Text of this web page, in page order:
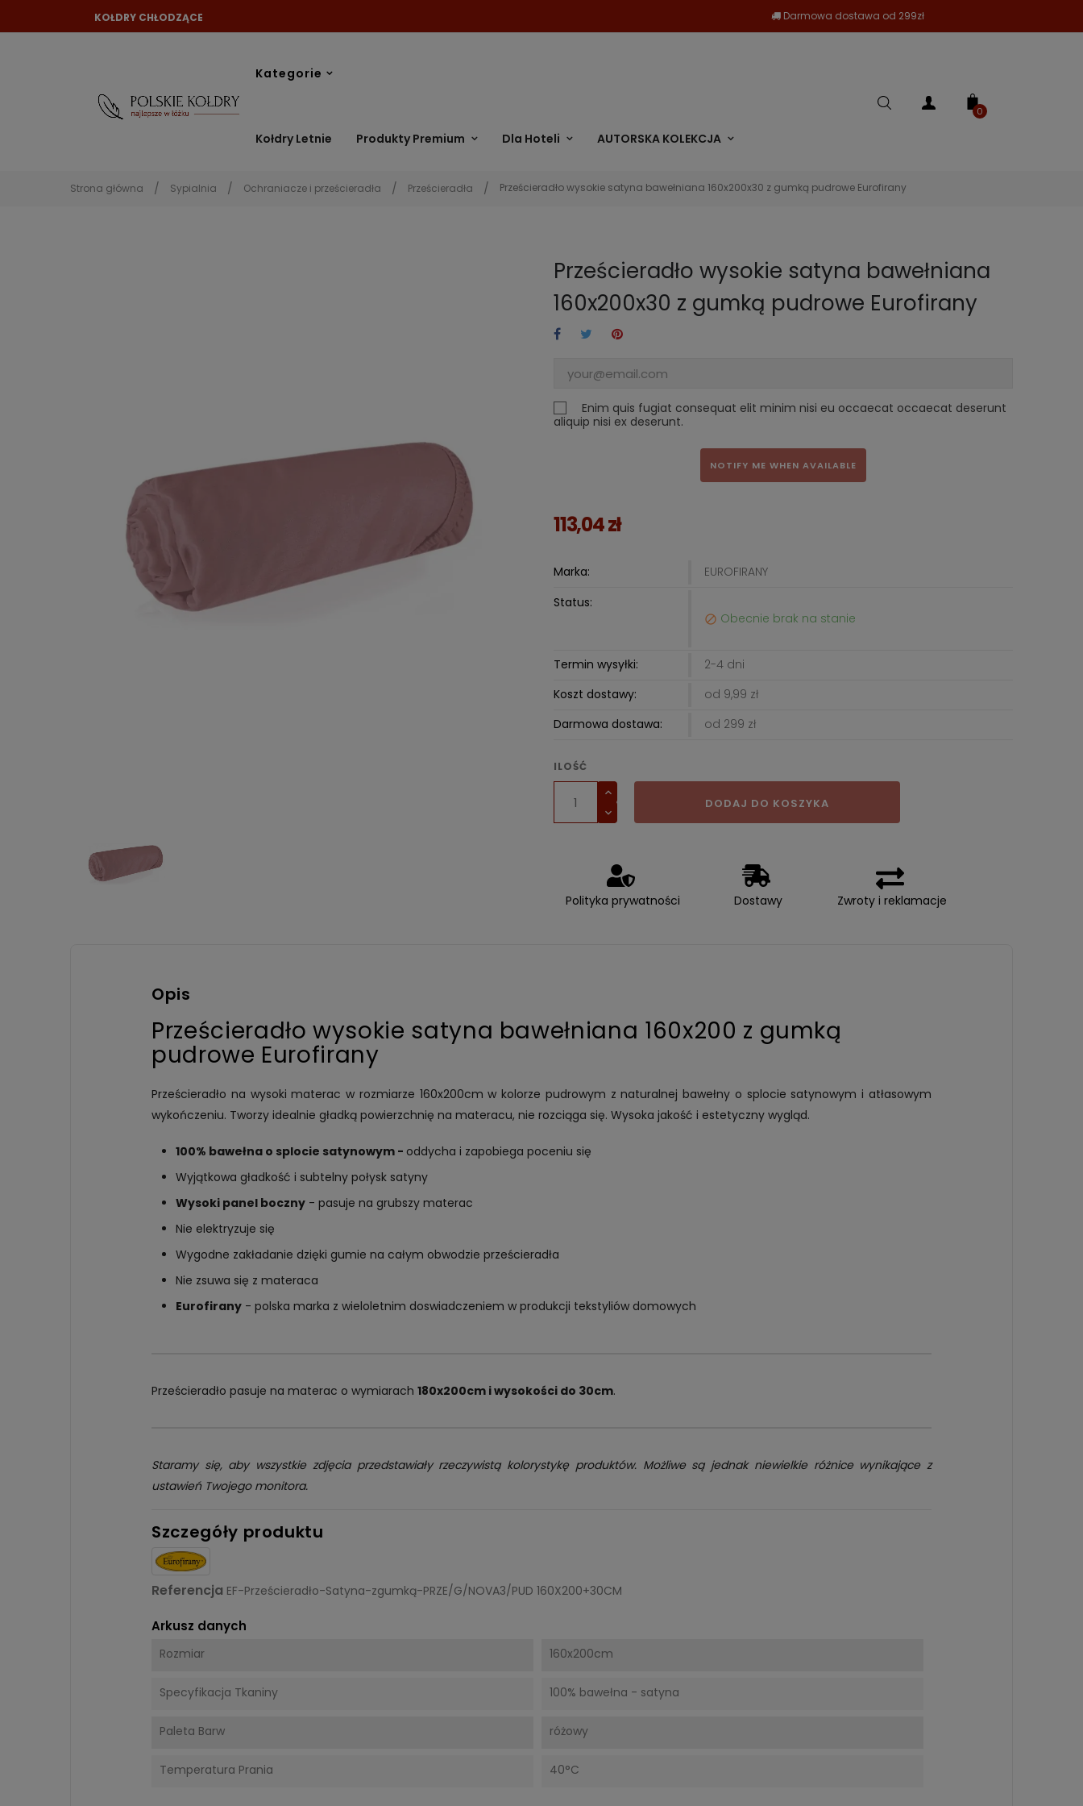
KOŁDRY CHŁODZĄCE Darmowa dostawa od 299zł
Kategorie
Kołdry Letnie Produkty Premium Dla Hoteli AUTORSKA KOLEKCJA
0
Strona główna Sypialnia Ochraniacze i prześcieradła Prześcieradła Prześcieradło wysokie satyna bawełniana 160x200x30 z gumką pudrowe Eurofirany
Prześcieradło wysokie satyna bawełniana
160x200x30 z gumką pudrowe Eurofirany
Enim quis fugiat consequat elit minim nisi eu occaecat occaecat deserunt
aliquip nisi ex deserunt.
NOTIFY ME WHEN AVAILABLE
113,04 zł
Marka:
EUROFIRANY
Status:
 Obecnie brak na stanie
Termin wysyłki:
2-4 dni
Koszt dostawy:
od 9,99 zł
Darmowa dostawa:
od 299 zł
ILOŚĆ
DODAJ DO KOSZYKA
Polityka prywatności Dostawy Zwroty i reklamacje
Opis
Prześcieradło wysokie satyna bawełniana 160x200 z gumką
pudrowe Eurofirany
Prześcieradło na wysoki materac w rozmiarze 160x200cm w kolorze pudrowym z naturalnej bawełny o splocie satynowym i atłasowym
wykończeniu. Tworzy idealnie gładką powierzchnię na materacu, nie rozciąga się. Wysoka jakość i estetyczny wygląd.
100% bawełna o splocie satynowym - oddycha i zapobiega poceniu się
Wyjątkowa gładkość i subtelny połysk satyny
Wysoki panel boczny - pasuje na grubszy materac
Nie elektryzuje się
Wygodne zakładanie dzięki gumie na całym obwodzie prześcieradła
Nie zsuwa się z materaca
Eurofirany - polska marka z wieloletnim doswiadczeniem w produkcji tekstyliów domowych
Prześcieradło pasuje na materac o wymiarach 180x200cm i wysokości do 30cm.
Staramy się, aby wszystkie zdjęcia przedstawiały rzeczywistą kolorystykę produktów. Możliwe są jednak niewielkie różnice wynikające z
ustawień Twojego monitora.
Szczegóły produktu
Referencja EF-Prześcieradło-Satyna-zgumką-PRZE/G/NOVA3/PUD 160X200+30CM
Arkusz danych
Rozmiar 160x200cm
Specyfikacja Tkaniny 100% bawełna - satyna
Paleta Barw różowy
Temperatura Prania 40°C